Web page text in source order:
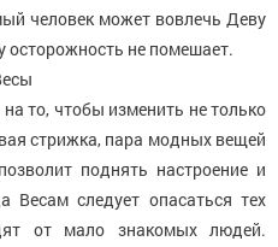
человек может вовлечь Деву
осторожность не помешает.
то, чтобы изменить не только
стрижка, пара модных вещей
поднять настроение и
Весам следует опасаться тех
от мало знакомых людей.